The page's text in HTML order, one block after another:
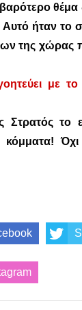
θέμα
ήταν το
της χώρας
με το
Στρατός
Όχι